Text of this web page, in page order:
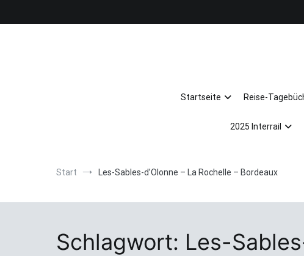
Startseite Reise-
2025 Interrail
Start Les-Sables-d’Olonne – La Rochelle – Bordeaux
Schlagwort: Les-